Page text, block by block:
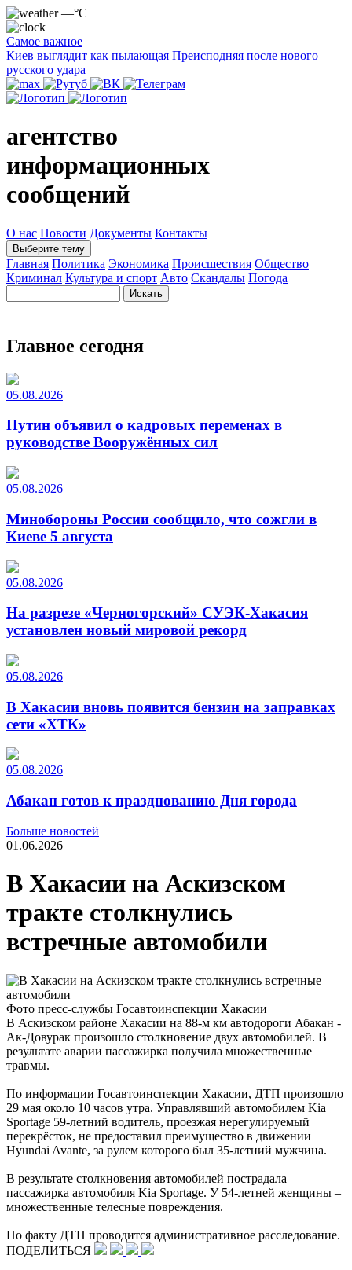
—°C
Самое важное
Киев выглядит как пылающая Преисподняя после нового
русского удара
агентство
информационных
сообщений
О нас Новости Документы Контакты
Выберите тему
Главная Политика Экономика Происшествия Общество
Криминал Культура и спорт Авто Скандалы Погода
Главное сегодня
05.08.2026
Путин объявил о кадровых переменах в
руководстве Вооружённых сил
05.08.2026
Минобороны России сообщило, что сожгли в
Киеве 5 августа
05.08.2026
На разрезе «Черногорский» СУЭК-Хакасия
установлен новый мировой рекорд
05.08.2026
В Хакасии вновь появится бензин на заправках
сети «ХТК»
05.08.2026
Абакан готов к празднованию Дня города
Больше новостей
01.06.2026
В Хакасии на Аскизском
тракте столкнулись
встречные автомобили
Фото пресс-службы Госавтоинспекции Хакасии
В Аскизском районе Хакасии на 88-м км автодороги Абакан -
Ак-Довурак произошло столкновение двух автомобилей. В
результате аварии пассажирка получила множественные
травмы.
По информации Госавтоинспекции Хакасии, ДТП произошло
29 мая около 10 часов утра. Управлявший автомобилем Kia
Sportage 59-летний водитель, проезжая нерегулируемый
перекрёсток, не предоставил преимущество в движении
Hyundai Avante, за рулем которого был 35-летний мужчина.
В результате столкновения автомобилей пострадала
пассажирка автомобиля Kia Sportage. У 54-летней женщины –
множественные телесные повреждения.
По факту ДТП проводится административное расследование.
ПОДЕЛИТЬСЯ